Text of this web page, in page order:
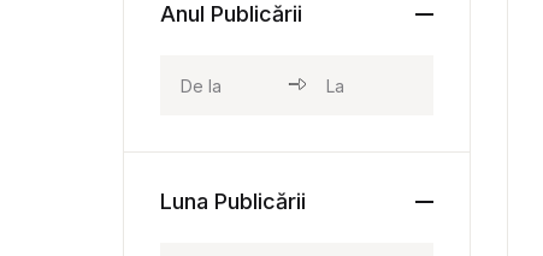
Anul Publicării
Luna Publicării